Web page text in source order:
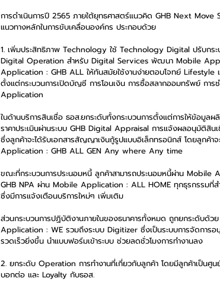
การดำเนินการปี 2565 ภายใต้ยุทธศาสตร์แนวคิด GHB Next
แนวทางหลักในการขับเคลื่อนองค์กร ประกอบด้วย
1. เพิ่มประสิทธิภาพ Technology ใช้ Technology Digital ปรับกร
Digital Operation สำหรับ Digital Services พัฒนา Mobile
Application : GHB ALL ให้ทันสมัยใช้งานง่ายตอบโจทย์
ตั้งแต่กระบวนการเปิดบัญชี การโอนเงิน การซื้อสลากออมทรัพย์ การช
Application
ในด้านบริการสินเชื่อ ธอส.ยกระดับทั้งกระบวนการตั้งแต่การให้ข้อ
ราคาประเมินผ่านระบบ GHB Digital Appraisal การแจ้งผลอนุมัติ
ซึ่งลูกค้าจะได้รับเอกสารสัญญาเงินกู้รูปแบบอิเล็กทรอนิกส์ โดยลูกค้า
Application : GHB ALL GEN Any where Any time
ขณะที่กระบวนการประนอมหนี้ ลูกค้าสามารถประนอมหนี้ผ่าน
GHB NPA ผ่าน Mobile Application : ALL HOME ทุกธุรกรรม
ซึ่งมีการแจ้งเตือนบริการใหม่ๆ เพิ่มเติม
ส่วนกระบวนการปฏิบัติงานภายในของธนาคารทั้งหมด ถูกยกระดับด้
Application : WE รวมถึงระบบ Digitizer ซึ่งเป็นระบบการจัดการ
รวดเร็วยิ่งขึ้น นำแบบฟอร์มเข้าระบบ ช่วยลดชั่วโมงการทำงานลง
2. ยกระดับ Operation การทำงานที่เกี่ยวกับลูกค้า โดยมีลูกค้าเป็น
บอกต่อ และ Loyalty กับธอส.